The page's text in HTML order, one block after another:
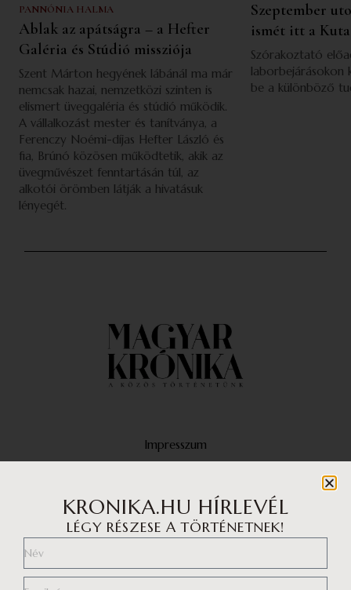
PANNÓNIA HALMA
Ablak az apátságra – a Hefter
Galéria és Stúdió missziója
Szent Márton hegyének lábánál ma már
nemcsak hazai, nemzetközi szinten is
elismert üveggaléria és stúdió működik.
A vállalkozást mester és tanítványa, a
Ferenczy Noémi-díjas Hefter László és
fia, Brúnó közösen működtetik, akik az
üvegművészet fenntartásán túl, az
alkotói örömben látják a hivatásuk
lényegét.
Szeptember
ismét itt a
Szórakoztató
laborbejárásokon
be a különböző
Impresszum
Adatvédelmi központ
Adatvédelem
KRONIKA.HU HÍRLEVÉL
LÉGY RÉSZESE A TÖRTÉNETNEK!